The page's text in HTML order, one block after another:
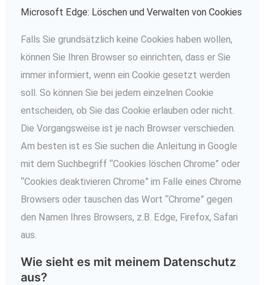
Microsoft Edge: Löschen und Verwalten von Cookies
Falls Sie grundsätzlich keine Cookies haben wollen,
können Sie Ihren Browser so einrichten, dass er Sie
immer informiert, wenn ein Cookie gesetzt werden
soll. So können Sie bei jedem einzelnen Cookie
entscheiden, ob Sie das Cookie erlauben oder nicht.
Die Vorgangsweise ist je nach Browser verschieden.
Am besten ist es Sie suchen die Anleitung in Google
mit dem Suchbegriff “Cookies löschen Chrome” oder
“Cookies deaktivieren Chrome” im Falle eines Chrome
Browsers oder tauschen das Wort “Chrome” gegen
den Namen Ihres Browsers, z.B. Edge, Firefox, Safari
aus.
Wie sieht es mit meinem Datenschutz
aus?